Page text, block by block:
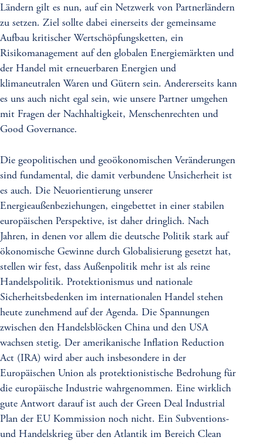
Ländern gilt es nun, auf ein Netzwerk von Partnerländern
zu setzen. Ziel sollte dabei einerseits der gemeinsame
Aufbau kritischer Wertschöpfungsketten, ein
Risikomanagement auf den globalen Energiemärkten und
der Handel mit erneuerbaren Energien und
klimaneutralen Waren und Gütern sein. Andererseits kann
es uns auch nicht egal sein, wie unsere Partner umgehen
mit Fragen der Nachhaltigkeit, Menschenrechten und
Good Governance.
Die geopolitischen und geoökonomischen Veränderungen
sind fundamental, die damit verbundene Unsicherheit ist
es auch. Die Neuorientierung unserer
Energieaußenbeziehungen, eingebettet in einer stabilen
europäischen Perspektive, ist daher dringlich. Nach
Jahren, in denen vor allem die deutsche Politik stark auf
ökonomische Gewinne durch Globalisierung gesetzt hat,
stellen wir fest, dass Außenpolitik mehr ist als reine
Handelspolitik. Protektionismus und nationale
Sicherheitsbedenken im internationalen Handel stehen
heute zunehmend auf der Agenda. Die Spannungen
zwischen den Handelsblöcken China und den USA
wachsen stetig. Der amerikanische Inflation Reduction
Act (IRA) wird aber auch insbesondere in der
Europäischen Union als protektionistische Bedrohung für
die europäische Industrie wahrgenommen. Eine wirklich
gute Antwort darauf ist auch der Green Deal Industrial
Plan der EU Kommission noch nicht. Ein Subventions-
und Handelskrieg über den Atlantik im Bereich Clean